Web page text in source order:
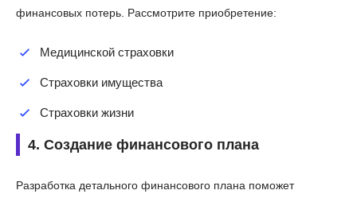
финансовых потерь. Рассмотрите приобретение:
Медицинской страховки
Страховки имущества
Страховки жизни
4. Создание финансового плана
Разработка детального финансового плана поможет